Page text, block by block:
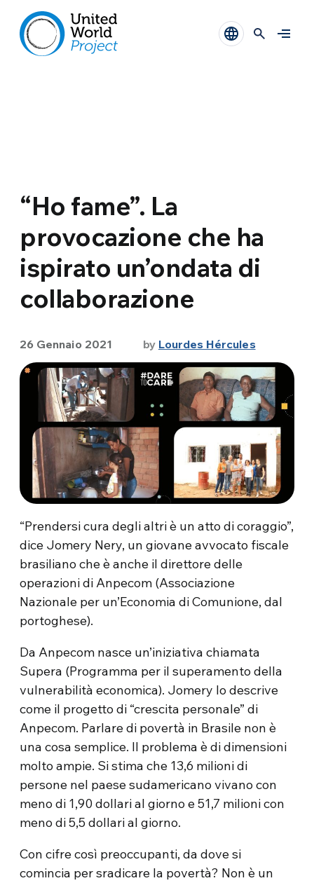
“Ho fame”. La
provocazione che ha
ispirato un’ondata di
collaborazione
26 Gennaio 2021 by Lourdes Hércules
“Prendersi cura degli altri è un atto di coraggio”,
dice Jomery Nery, un giovane avvocato fiscale
brasiliano che è anche il direttore delle
operazioni di Anpecom (Associazione
Nazionale per un’Economia di Comunione, dal
portoghese).
Da Anpecom nasce un’iniziativa chiamata
Supera (Programma per il superamento della
vulnerabilità economica). Jomery lo descrive
come il progetto di “crescita personale” di
Anpecom. Parlare di povertà in Brasile non è
una cosa semplice. Il problema è di dimensioni
molto ampie. Si stima che 13,6 milioni di
persone nel paese sudamericano vivano con
meno di 1,90 dollari al giorno e 51,7 milioni con
meno di 5,5 dollari al giorno.
Con cifre così preoccupanti, da dove si
comincia per sradicare la povertà? Non è un